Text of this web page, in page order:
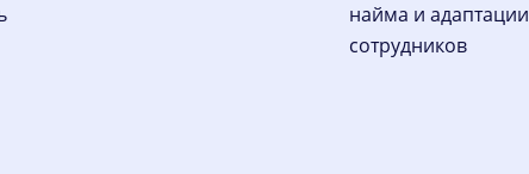
найма и адаптации
сотрудников